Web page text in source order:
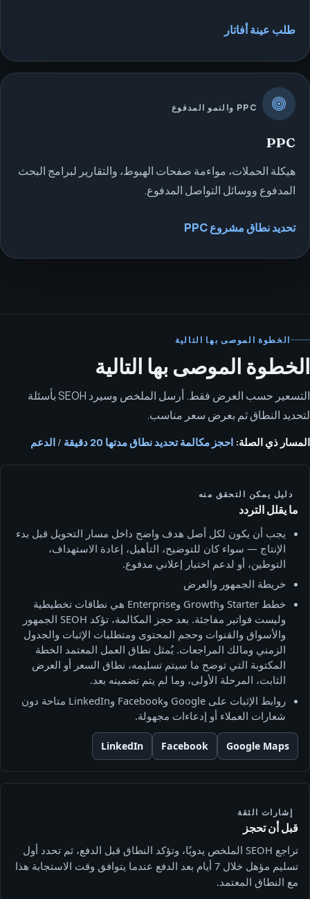
طلب عينة أفاتار
PPC والنمو المدفوع
PPC
هيكلة الحملات، مواءمة صفحات الهبوط، والتقارير لبرامج البحث
المدفوع ووسائل التواصل المدفوع.
تحديد نطاق مشروع PPC
الخطوة الموصى بها التالية
الخطوة الموصى بها التالية
التسعير حسب العرض فقط. أرسل الملخص وسيرد SEOH بأسئلة
لتحديد النطاق ثم بعرض سعر مناسب.
المسار ذي الصلة: احجز مكالمة تحديد نطاق مدتها 20 دقيقة / الدعم
دليل يمكن التحقق منه
ما يقلل التردد
يجب أن يكون لكل أصل هدف واضح داخل مسار التحويل قبل بدء
الإنتاج — سواء كان للتوضيح، التأهيل، إعادة الاستهداف،
التوطين، أو لدعم اختبار إعلاني مدفوع.
خريطة الجمهور والعرض
خطط Starter وGrowth وEnterprise هي نطاقات تخطيطية
وليست فواتير مفاجئة. بعد حجز المكالمة، تؤكد SEOH الجمهور
والأسواق والقنوات وحجم المحتوى ومتطلبات الإثبات والجدول
الزمني ومالك المراجعات. يُمثل نطاق العمل المعتمد الخطة
المكتوبة التي توضح ما سيتم تسليمه، نطاق السعر أو العرض
الثابت، المرحلة الأولى، وما لم يتم تضمينه بعد.
روابط الإثبات على Google وFacebook وLinkedIn متاحة دون
شعارات العملاء أو إدعاءات مجهولة.
Google Maps
Facebook
LinkedIn
إشارات الثقة
قبل أن تحجز
تراجع SEOH الملخص يدويًا، وتؤكد النطاق قبل الدفع، ثم تحدد أول
تسليم مؤهل خلال 7 أيام بعد الدفع عندما يتوافق وقت الاستجابة هذا
مع النطاق المعتمد.